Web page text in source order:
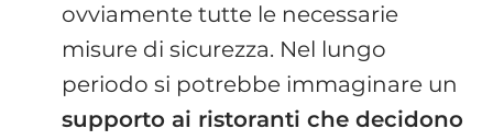
ovviamente tutte le necessarie
misure di sicurezza. Nel lungo
periodo si potrebbe immaginare un
supporto ai ristoranti che decidono